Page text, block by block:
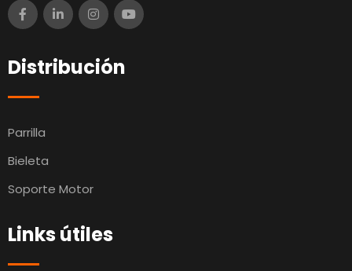
Distribución
Parrilla
Bieleta
Soporte Motor
Links útiles